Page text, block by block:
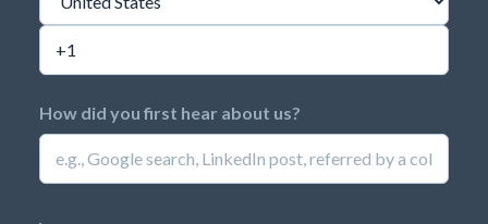
How did you first hear about us?